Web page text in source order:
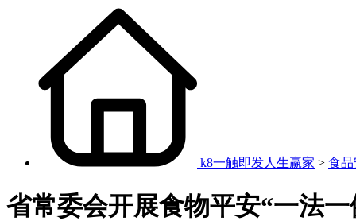
k8一触即发人生赢家 > 食
省常委会开展食物平安“一法